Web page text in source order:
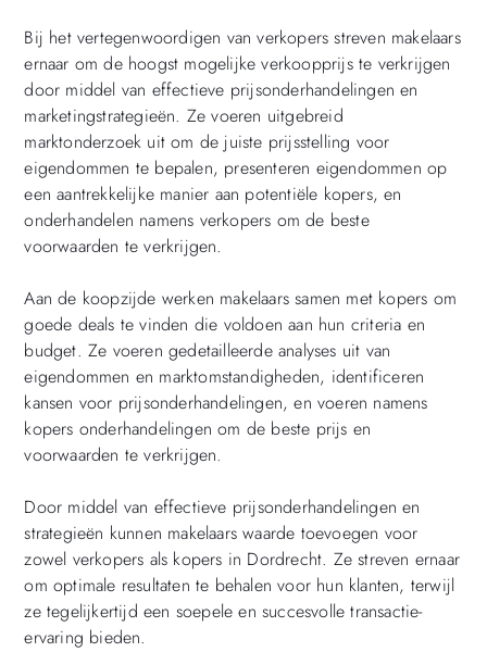
Bij het vertegenwoordigen van verkopers streven makelaars
ernaar om de hoogst mogelijke verkoopprijs te verkrijgen
door middel van effectieve prijsonderhandelingen en
marketingstrategieën. Ze voeren uitgebreid
marktonderzoek uit om de juiste prijsstelling voor
eigendommen te bepalen, presenteren eigendommen op
een aantrekkelijke manier aan potentiële kopers, en
onderhandelen namens verkopers om de beste
voorwaarden te verkrijgen.
Aan de koopzijde werken makelaars samen met kopers om
goede deals te vinden die voldoen aan hun criteria en
budget. Ze voeren gedetailleerde analyses uit van
eigendommen en marktomstandigheden, identificeren
kansen voor prijsonderhandelingen, en voeren namens
kopers onderhandelingen om de beste prijs en
voorwaarden te verkrijgen.
Door middel van effectieve prijsonderhandelingen en
strategieën kunnen makelaars waarde toevoegen voor
zowel verkopers als kopers in Dordrecht. Ze streven ernaar
om optimale resultaten te behalen voor hun klanten, terwijl
ze tegelijkertijd een soepele en succesvolle transactie-
ervaring bieden.